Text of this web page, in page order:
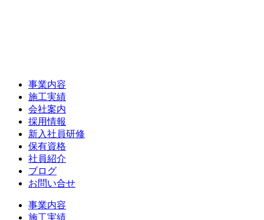
事業内容
施工実績
会社案内
採用情報
新入社員研修
保有資格
社員紹介
ブログ
お問い合せ
事業内容
施工実績